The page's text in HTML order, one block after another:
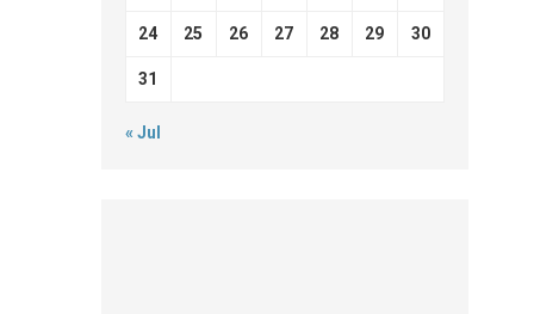
24 25 26 27 28 29 30
31
« Jul